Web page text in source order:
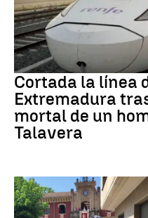
Trenes
Cortada la línea
Extremadura
mortal de un
Talavera